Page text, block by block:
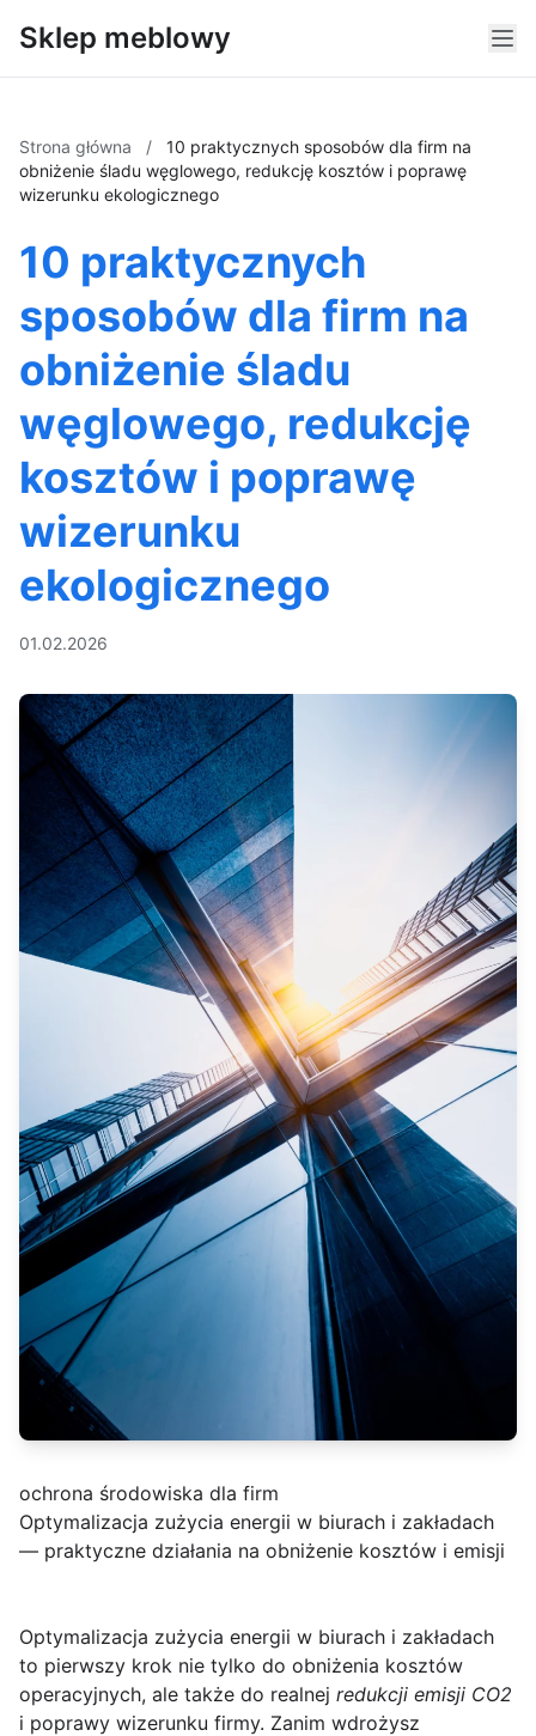
Sklep meblowy
Strona główna /
10 praktycznych sposobów dla firm na
obniżenie śladu węglowego, redukcję kosztów i poprawę
wizerunku ekologicznego
10 praktycznych
sposobów dla firm na
obniżenie śladu
węglowego, redukcję
kosztów i poprawę
wizerunku
ekologicznego
01.02.2026
ochrona środowiska dla firm
Optymalizacja zużycia energii w biurach i zakładach
— praktyczne działania na obniżenie kosztów i emisji
Optymalizacja zużycia energii w biurach i zakładach
to pierwszy krok nie tylko do obniżenia kosztów
operacyjnych, ale także do realnej redukcji emisji CO2
i poprawy wizerunku firmy. Zanim wdrożysz